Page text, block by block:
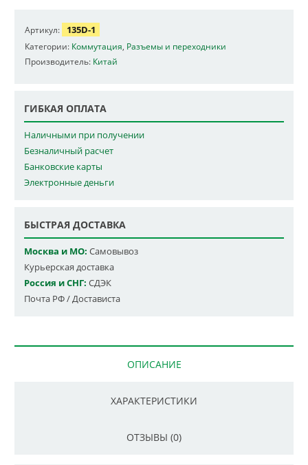
Артикул: 135D-1
Категории: Коммутация Разъемы и переходники
Производитель: Китай
ГИБКАЯ ОПЛАТА
Наличными при получении
Безналичный расчет
Банковские карты
Электронные деньги
БЫСТРАЯ ДОСТАВКА
Москва и МО: Самовывоз
Курьерская доставка
Россия и СНГ: СДЭК
Почта РФ / Достависта
ОПИСАНИЕ
ХАРАКТЕРИСТИКИ
ОТЗЫВЫ (0)